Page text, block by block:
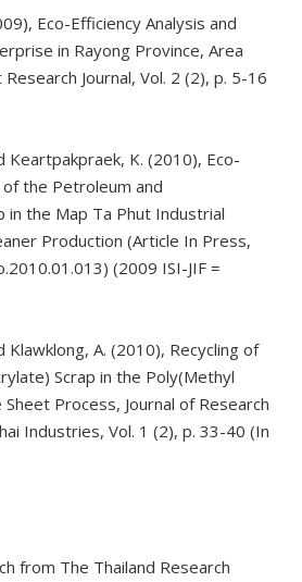
Eco-Efficiency Analysis and
in Rayong Province, Area
Journal, Vol. 2 (2), p. 5-16
Keartpakpraek, K. (2010), Eco-
of the Petroleum and
in the Map Ta Phut Industrial
Production (Article In Press,
(2009 ISI-JIF =
Klawklong, A. (2010), Recycling of
Scrap in the Poly(Methyl
Process, Journal of Research
Industries, Vol. 1 (2), p. 33-40 (In
from The Thailand Research